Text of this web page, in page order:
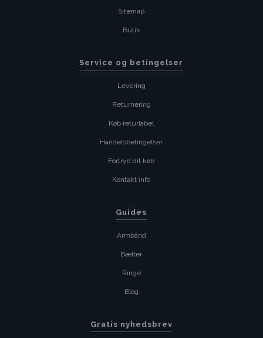
Sitemap
Butik
Service og betingelser
Levering
Returnering
Køb returlabel
Handelsbetingelser
Fortryd dit køb
Kontakt info
Guides
Armbånd
Bælter
Ringe
Blog
Gratis nyhedsbrev